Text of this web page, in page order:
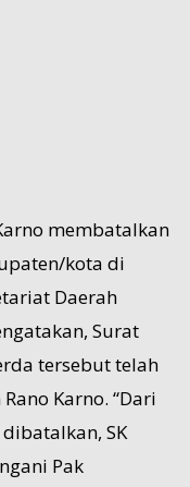
membatalkan
kota di
Daerah
Surat
tersebut telah
Karno. “Dari
SK
Pak